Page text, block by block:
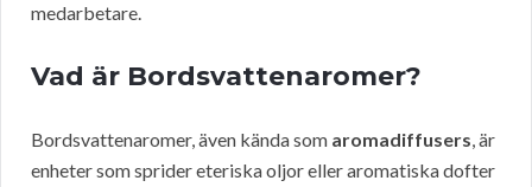
medarbetare.
Vad är Bordsvattenaromer?
Bordsvattenaromer, även kända som aromadiffusers, är
enheter som sprider eteriska oljor eller aromatiska dofter